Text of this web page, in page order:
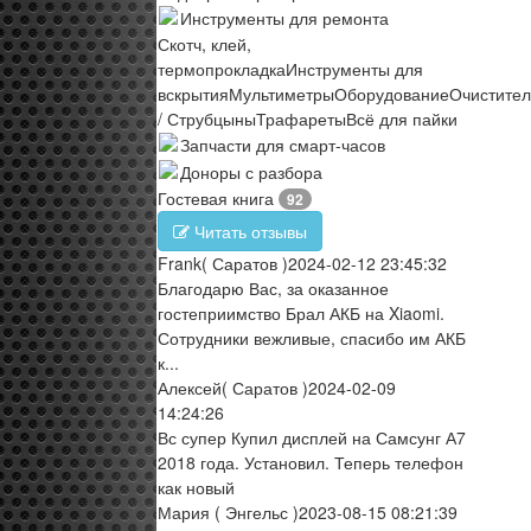
Инструменты для ремонта
Скотч, клей,
термопрокладкаИнструменты для
вскрытияМультиметрыОборудование
/ СтрубцыныТрафаретыВсё для пайки
Запчасти для смарт-часов
Доноры с разбора
Гостевая книга
92
Читать отзывы
Frank( Саратов )2024-02-12 23:45:32
Благодарю Вас, за оказанное
гостеприимство Брал АКБ на Xiaomi.
Сотрудники вежливые, спасибо им АКБ
к...
Алексей( Саратов )2024-02-09
14:24:26
Вс супер Купил дисплей на Самсунг А7
2018 года. Установил. Теперь телефон
как новый
Мария ( Энгельс )2023-08-15 08:21:39